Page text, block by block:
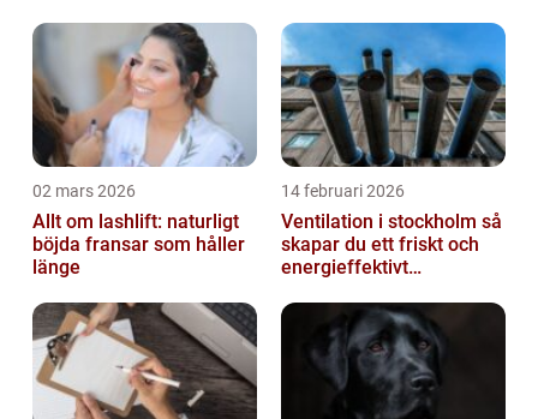
02 mars 2026
Allt om lashlift: naturligt
böjda fransar som håller
länge
14 februari 2026
Ventilation i stockholm så
skapar du ett friskt och
energieffektivt